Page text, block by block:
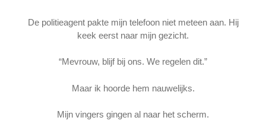
De politieagent pakte mijn telefoon niet meteen aan. Hij
keek eerst naar mijn gezicht.
“Mevrouw, blijf bij ons. We regelen dit.”
Maar ik hoorde hem nauwelijks.
Mijn vingers gingen al naar het scherm.